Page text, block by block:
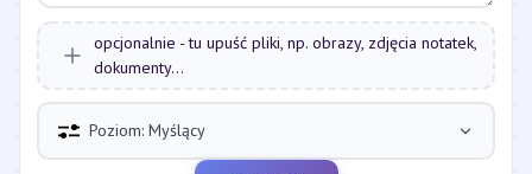
opcjonalnie - tu upuść pliki, np. obrazy, zdjęcia notatek,
dokumenty...
Poziom: Myślący